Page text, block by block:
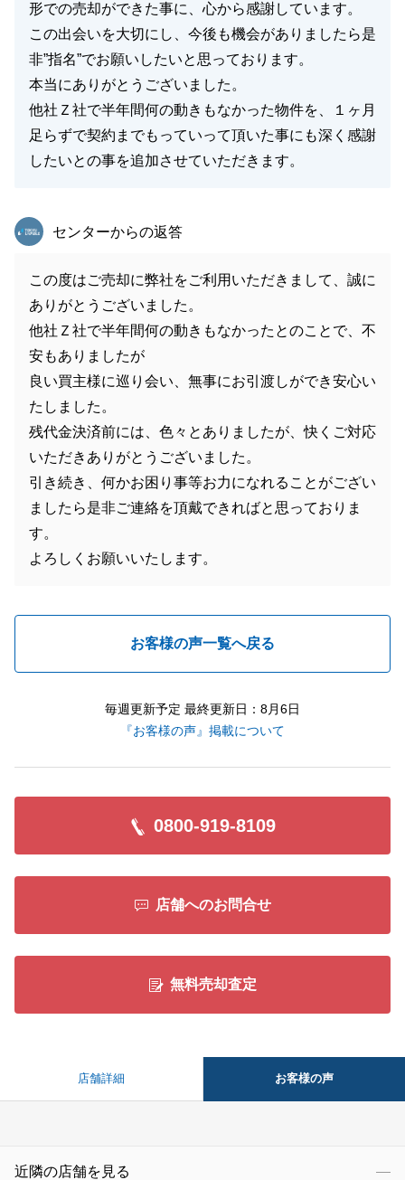
形での売却ができた事に、心から感謝しています。
この出会いを大切にし、今後も機会がありましたら是
非”指名”でお願いしたいと思っております。
本当にありがとうございました。
他社Ｚ社で半年間何の動きもなかった物件を、１ヶ月
足らずで契約までもっていって頂いた事にも深く感謝
したいとの事を追加させていただきます。
東急リバブル
センターからの返答
この度はご売却に弊社をご利用いただきまして、誠に
ありがとうございました。
他社Ｚ社で半年間何の動きもなかったとのことで、不
安もありましたが
良い買主様に巡り会い、無事にお引渡しができ安心い
たしました。
残代金決済前には、色々とありましたが、快くご対応
いただきありがとうございました。
引き続き、何かお困り事等お力になれることがござい
ましたら是非ご連絡を頂戴できればと思っておりま
す。
よろしくお願いいたします。
お客様の声一覧へ戻る
毎週更新予定 最終更新日：8月6日
『お客様の声』掲載について
0800-919-8109
店舗へのお問合せ
無料売却査定
店舗詳細 お客様の声
近隣の店舗を見る